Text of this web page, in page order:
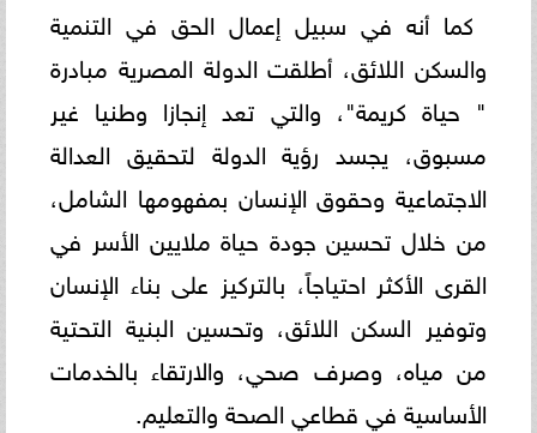
كما أنه في سبيل إعمال الحق في التنمية
والسكن اللائق، أطلقت الدولة المصرية مبادرة
" حياة كريمة"، والتي تعد إنجازا وطنيا غير
مسبوق، يجسد رؤية الدولة لتحقيق العدالة
الاجتماعية وحقوق الإنسان بمفهومها الشامل،
من خلال تحسين جودة حياة ملايين الأسر في
القرى الأكثر احتياجاً، بالتركيز على بناء الإنسان
وتوفير السكن اللائق، وتحسين البنية التحتية
من مياه، وصرف صحي، والارتقاء بالخدمات
الأساسية في قطاعي الصحة والتعليم.